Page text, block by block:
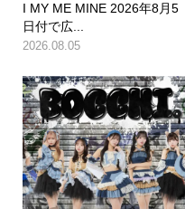
I MY ME MINE 2026年8月5
日付で広...
2026.08.05